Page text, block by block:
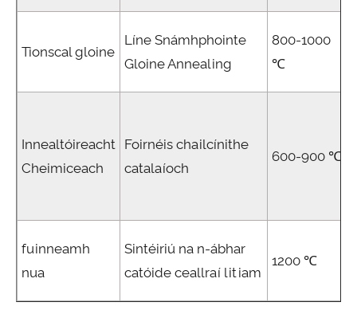
Tionscal gloine
Líne Snámhphointe
Gloine Annealing
800-1000
℃
Innealtóireacht
Cheimiceach
Foirnéis chailcínithe
catalaíoch
600-900 ℃
fuinneamh
nua
Sintéiriú na n-ábhar
catóide ceallraí litiam
1200 ℃